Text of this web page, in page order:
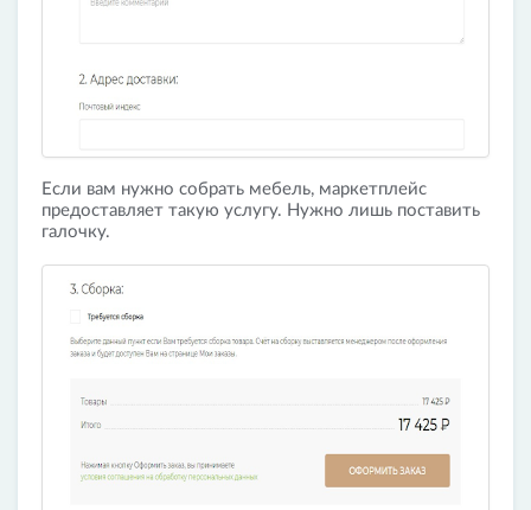
Если вам нужно собрать мебель, маркетплейс
предоставляет такую услугу. Нужно лишь поставить
галочку.